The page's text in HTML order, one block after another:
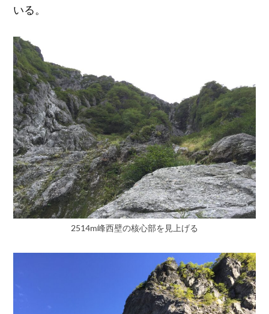
いる。
2514m峰西壁の核心部を見上げる